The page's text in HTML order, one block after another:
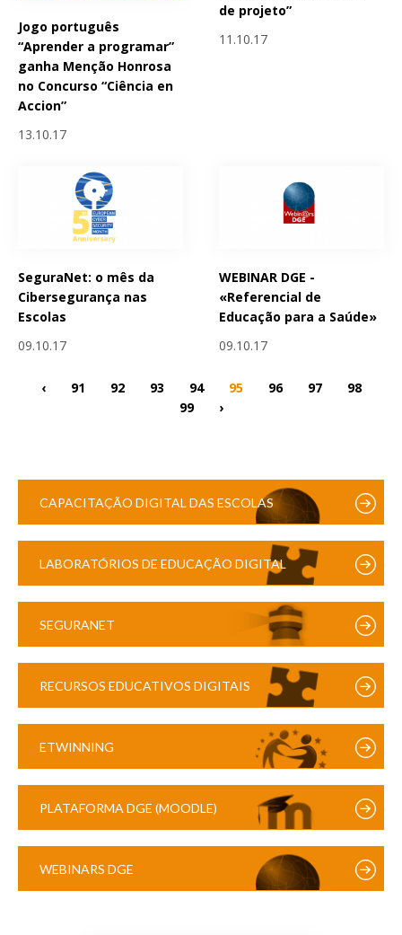
Jogo português
“Aprender a programar”
ganha Menção Honrosa
no Concurso “Ciência en
Accion”
13.10.17
de projeto”
11.10.17
SeguraNet: o mês da
Cibersegurança nas
Escolas
09.10.17
WEBINAR DGE -
«Referencial de
Educação para a Saúde»
09.10.17
‹ 91 92 93 94 95 96 97
98
99
›
CAPACITAÇÃO DIGITAL DAS ESCOLAS
LABORATÓRIOS DE EDUCAÇÃO DIGITAL
SEGURANET
RECURSOS EDUCATIVOS DIGITAIS
ETWINNING
PLATAFORMA DGE (MOODLE)
WEBINARS DGE